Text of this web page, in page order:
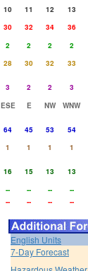
10 11 12 13
30 32 34 36
2 2 2 2
28 30 32 33
3 2 2 3
ESE E NW WNW
64 45 53 54
1 1 1 1
16 15 13 13
-- -- -- --
-- -- -- --
English Units
7-Day Forecast